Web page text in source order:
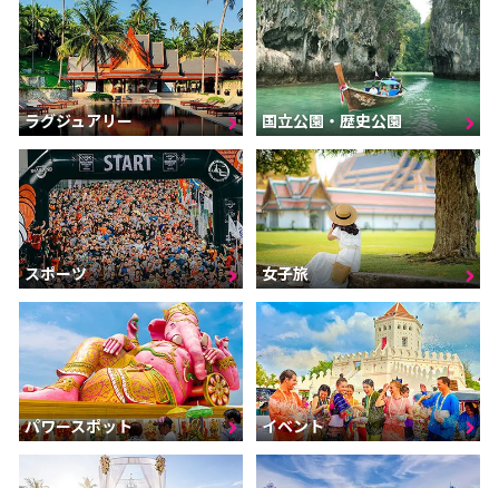
ラグジュアリー 国立公園・歴史公園
スポーツ 女子旅
パワースポット イベント